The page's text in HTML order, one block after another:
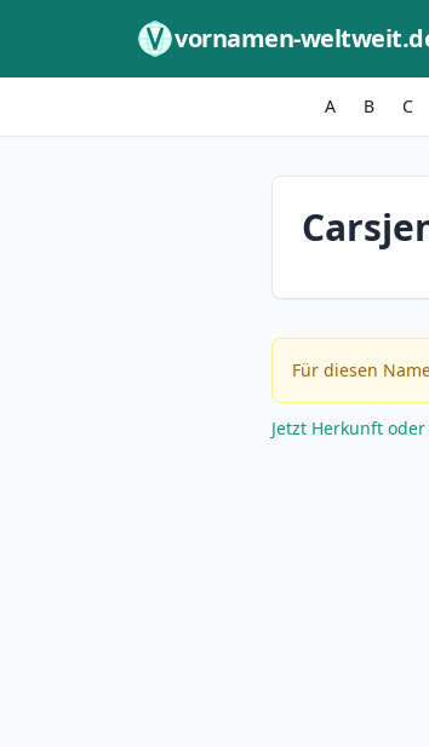
vornamen-
A B C
Für diesen
Jetzt Herkunft